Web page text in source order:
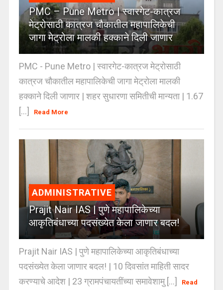
PMC – Pune Metro | स्वारगेट-कात्रज
मेट्रोसाठी कात्रज चौकातील महापालिकेची
जागा मेट्रोला मालकी हक्काने दिली जाणार
PMC - Pune Metro | स्वारगेट-कात्रज मेट्रोसाठी
कात्रज चौकातील महापालिकेची जागा मेट्रोला मालकी
हक्काने दिली जाणार | शहर सुधारणा समितीची मान्यता | 1.67
[...]
Read More
ADMINISTRATIVE
Prajit Nair IAS | पुणे महापालिकेच्या
आकृतिबंधाच्या पदसंख्येत केला जाणार बदल!
Prajit Nair IAS | पुणे महापालिकेच्या आकृतिबंधाच्या
पदसंख्येत केला जाणार बदल! | 10 दिवसांत माहिती सादर
करण्याचे आदेश | 23 ग्रामपंचायतींच्या समावेशामु [...]
Read